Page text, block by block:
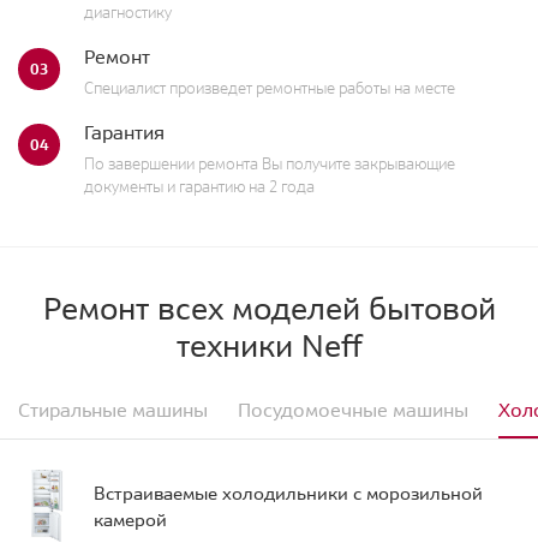
диагностику
03 Ремонт
Специалист произведет ремонтные работы на месте
04 Гарантия
По завершении ремонта Вы получите закрывающие
документы и гарантию на 2 года
Ремонт всех моделей бытовой
техники Neff
Стиральные машины Посудомоечные машины
Встраиваемые холодильники с морозильной
камерой